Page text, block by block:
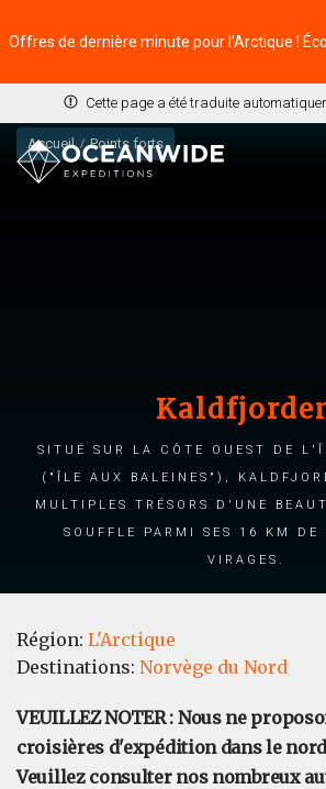
Cette page a été traduite
Accueil Points forts
Situé sur la côte ouest de
("île aux baleines"),
multiples trésors d'une
souffle parmi ses 16 km de
virages.
Région: L'Arctique
Destinations: Norvège du Nord
VEUILLEZ NOTER : Nous ne
croisières d'expédition dans le
Veuillez consulter nos nombreux